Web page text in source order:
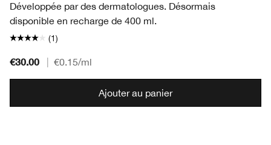
Développée par des dermatologues. Désormais
disponible en recharge de 400 ml.
(1)
€30.00 €0.15/ml
Ajouter au panier